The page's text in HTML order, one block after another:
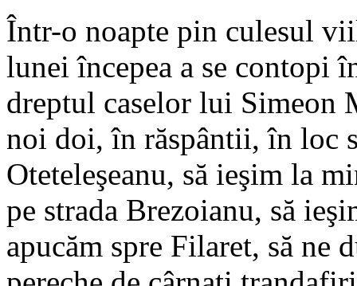
Într-o noapte pin culesul
lunei începea a se contopi
dreptul caselor lui Simeon
noi doi, în răspântii, în loc
Oteteleşeanu, să ieşim la
pe strada Brezoianu, să
apucăm spre Filaret, să ne